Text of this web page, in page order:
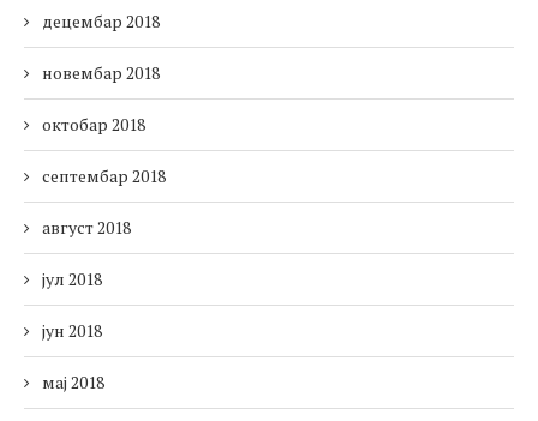
децембар 2018
новембар 2018
октобар 2018
септембар 2018
август 2018
јул 2018
јун 2018
мај 2018